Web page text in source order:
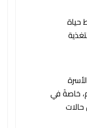
حياة
خاصةً في